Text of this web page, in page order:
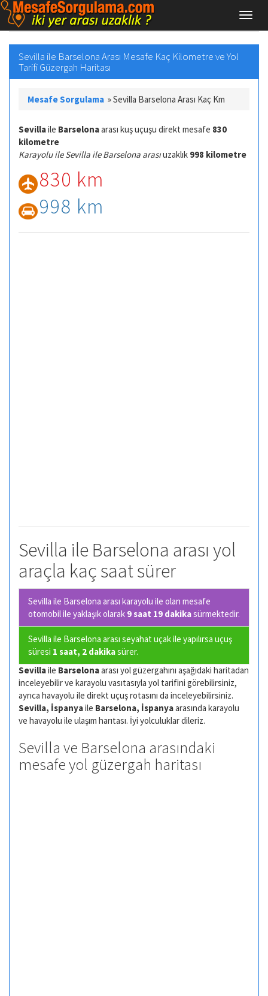
Sevilla ile Barselona Arası Mesafe Kaç Kilometre ve Yol
Tarifi Güzergah Haritası
Mesafe Sorgulama »Sevilla Barselona Arası Kaç Km
Sevillaile Barselonaarası kuş uçuşu direkt mesafe 830
kilometre
Karayolu ile Sevilla ile Barselona arasıuzaklık 998 kilometre
830 km
998 km
Sevilla ile Barselona arası yol
araçla kaç saat sürer
Sevilla ile Barselona arası karayolu ile olan mesafe
otomobil ile yaklaşık olarak 9 saat 19 dakikasürmektedir.
Sevilla ile Barselona arası seyahat uçak ile yapılırsa uçuş
süresi 1 saat, 2 dakikasürer.
Sevillaile Barselonaarası yol güzergahını aşağıdaki haritadan
inceleyebilir ve karayolu vasıtasıyla yol tarifini görebilirsiniz,
ayrıca havayolu ile direkt uçuş rotasını da inceleyebilirsiniz.
Sevilla, İspanyaile Barselona, İspanyaarasında karayolu
ve havayolu ile ulaşım harıtası. İyi yolculuklar dileriz.
Sevilla ve Barselona arasındaki
mesafe yol güzergah haritası